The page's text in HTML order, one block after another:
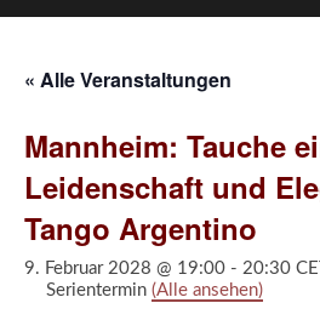
Menü
« Alle Veranstaltungen
Mannheim: Tauche
Leidenschaft und
Tango Argentino
9. Februar 2028 @ 19:00 - 20:30 CET
Serientermin (Alle ansehen)